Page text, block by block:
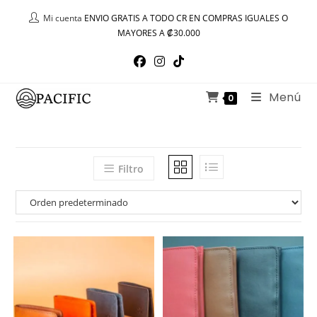
Mi cuenta ENVIO GRATIS A TODO CR EN COMPRAS IGUALES O
MAYORES A ₡30.000
0 Menú
Filtro